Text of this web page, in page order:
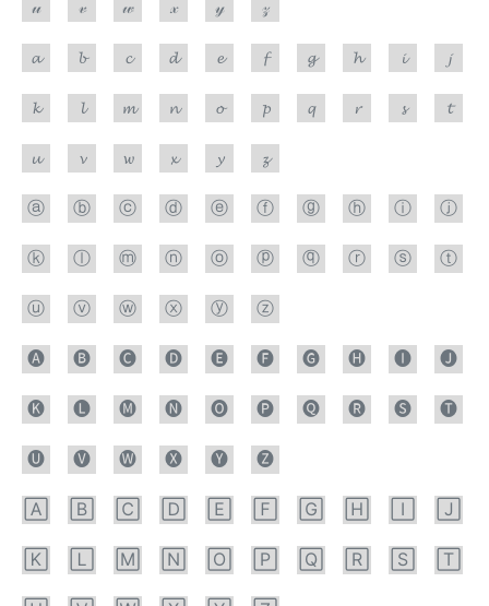
𝓊 𝓋 𝓌 𝓍 𝓎 𝓏
𝓪 𝓫 𝓬 𝓭 𝓮 𝓯 𝓰 𝓱 𝓲 𝓳
𝓴 𝓵 𝓶 𝓷 𝓸 𝓹 𝓺 𝓻 𝓼 𝓽
𝓾 𝓿 𝔀 𝔁 𝔂 𝔃
ⓐ ⓑ ⓒ ⓓ ⓔ ⓕ ⓖ ⓗ ⓘ ⓙ
ⓚ ⓛ ⓜ ⓝ ⓞ ⓟ ⓠ ⓡ ⓢ ⓣ
ⓤ ⓥ ⓦ ⓧ ⓨ ⓩ
🅐 🅑 🅒 🅓 🅔 🅕 🅖 🅗 🅘 🅙
🅚 🅛 🅜 🅝 🅞 🅟 🅠 🅡 🅢 🅣
🅤 🅥 🅦 🅧 🅨 🅩
🄰 🄱 🄲 🄳 🄴 🄵 🄶 🄷 🄸 🄹
🄺 🄻 🄼 🄽 🄾 🄿 🅀 🅁 🅂 🅃